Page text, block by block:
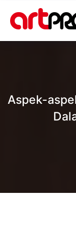
content
Aspek-